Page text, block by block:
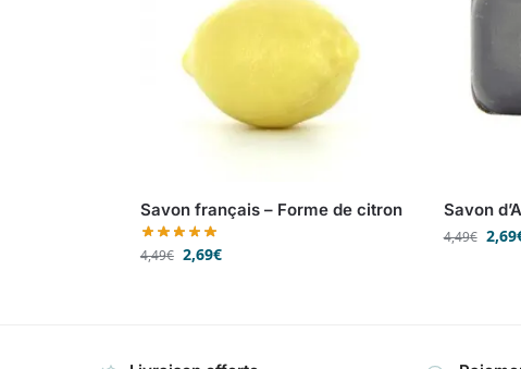
Savon français – Forme de citron
4,49€ 2,69€
Savon
4,49€ 2,69